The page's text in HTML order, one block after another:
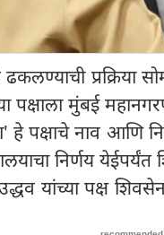
प्रक्रिया
पक्षाला मुंबई
हे पक्षाचे नाव आणि
निर्णय येईपर्यंत
यांच्या पक्ष